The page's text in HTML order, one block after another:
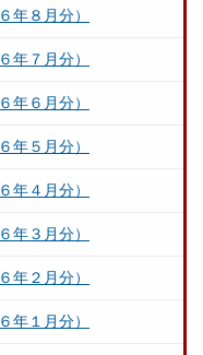
年８月分）
年７月分）
年６月分）
年５月分）
年４月分）
年３月分）
年２月分）
年１月分）